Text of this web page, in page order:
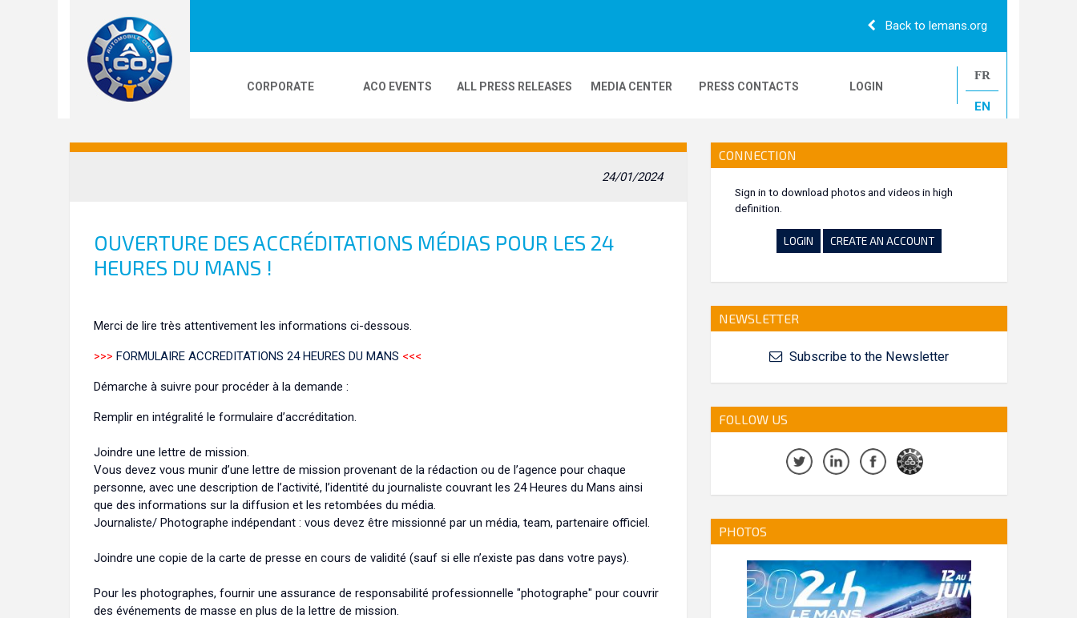
Back to lemans.org
CORPORATE ACO EVENTS
24H LE MANS MOBILITY 24H MOTOS
ALL PRESS RELEASES MEDIA CENTER
LOGOS PHOTOS VIDEOS
PRESS CONTACTS LOGIN
FR
EN
24/01/2024
OUVERTURE DES ACCRÉDITATIONS MÉDIAS POUR LES 24
HEURES DU MANS !
Merci de lire très attentivement les informations ci-dessous.
>>> FORMULAIRE ACCREDITATIONS 24 HEURES DU MANS <<<
Démarche à suivre pour procéder à la demande :
Remplir en intégralité le formulaire d’accréditation.
Joindre une lettre de mission.
Vous devez vous munir d’une lettre de mission provenant de la rédaction ou de l’agence pour chaque
personne, avec une description de l’activité, l’identité du journaliste couvrant les 24 Heures du Mans ainsi
que des informations sur la diffusion et les retombées du média.
Journaliste/ Photographe indépendant : vous devez être missionné par un média, team, partenaire officiel.
Joindre une copie de la carte de presse en cours de validité (sauf si elle n’existe pas dans votre pays).
Pour les photographes, fournir une assurance de responsabilité professionnelle "photographe" pour couvrir
des événements de masse en plus de la lettre de mission.
CONNECTION
Sign in to download photos and videos in high
definition.
LOGIN CREATE AN ACCOUNT
NEWSLETTER
Subscribe to the Newsletter
FOLLOW US
PHOTOS